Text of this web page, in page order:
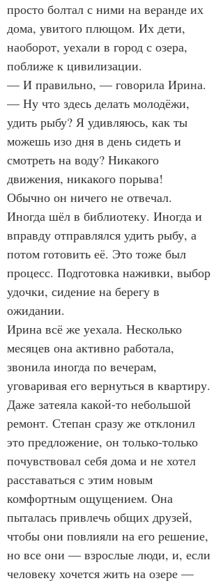
просто болтал с ними на веранде их
дома, увитого плющом. Их дети,
наоборот, уехали в город с озера,
поближе к цивилизации.
— И правильно, — говорила Ирина.
— Ну что здесь делать молодёжи,
удить рыбу? Я удивляюсь, как ты
можешь изо дня в день сидеть и
смотреть на воду? Никакого
движения, никакого порыва!
Обычно он ничего не отвечал.
Иногда шёл в библиотеку. Иногда и
вправду отправлялся удить рыбу, а
потом готовить её. Это тоже был
процесс. Подготовка наживки, выбор
удочки, сидение на берегу в
ожидании.
Ирина всё же уехала. Несколько
месяцев она активно работала,
звонила иногда по вечерам,
уговаривая его вернуться в квартиру.
Даже затеяла какой-то небольшой
ремонт. Степан сразу же отклонил
это предложение, он только-только
почувствовал себя дома и не хотел
расставаться с этим новым
комфортным ощущением. Она
пыталась привлечь общих друзей,
чтобы они повлияли на его решение,
но все они — взрослые люди, и, если
человеку хочется жить на озере —